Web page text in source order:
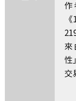
性
交